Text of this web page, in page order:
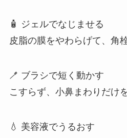
🧴 ジェルでなじませる
皮脂の膜をやわらげて、角
🪥 ブラシで短く動かす
こすらず、小鼻まわりだけ
💧 美容液でうるおす